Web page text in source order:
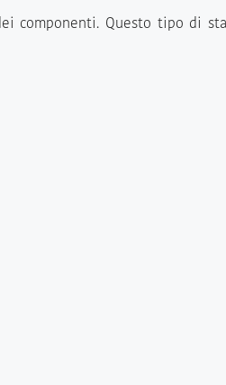
componenti. Questo tipo di